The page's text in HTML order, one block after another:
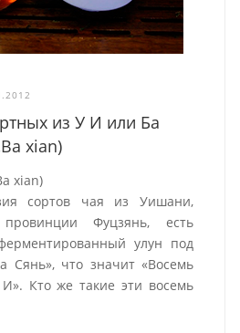
из У И или Ба
xian)
xian)
сортов чая из Уишани,
Фуцзянь, есть
улун под
Сянь», что значит «Восемь
Кто же такие эти восемь